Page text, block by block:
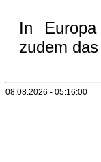
In
zudem
08.08.2026 - 05:16:00